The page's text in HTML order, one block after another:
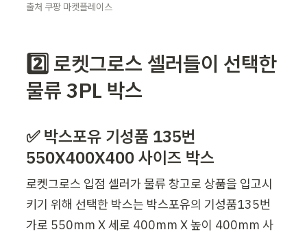
출처 쿠팡 마켓플레이스
2️⃣ 로켓그로스 셀러들이 선택한
물류 3PL 박스
✅ 박스포유 기성품 135번
550X400X400 사이즈 박스
로켓그로스 입점 셀러가 물류 창고로 상품을 입고시
키기 위해 선택한 박스는 박스포유의 기성품135번
가로 550mm X 세로 400mm X 높이 400mm 사